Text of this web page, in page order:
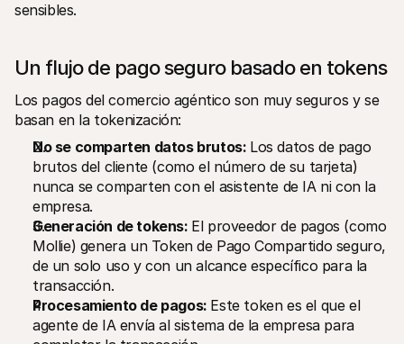
sensibles.
Un flujo de pago seguro basado en tokens
Los pagos del comercio agéntico son muy seguros y se
basan en la tokenización:
No se comparten datos brutos: Los datos de pago
brutos del cliente (como el número de su tarjeta)
nunca se comparten con el asistente de IA ni con la
empresa.
Generación de tokens: El proveedor de pagos (como
Mollie) genera un Token de Pago Compartido seguro,
de un solo uso y con un alcance específico para la
transacción.
Procesamiento de pagos: Este token es el que el
agente de IA envía al sistema de la empresa para